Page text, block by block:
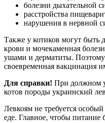
болезни дыхательной
расстройства
нарушения в нервной
Также у котиков могут быть
крови и мочекаменная
ушами и дерматиты.
своевременная вакцинация
Для справки! При должном
котов породы украинский
Левкоям не требуется
еде. Главное, чтобы